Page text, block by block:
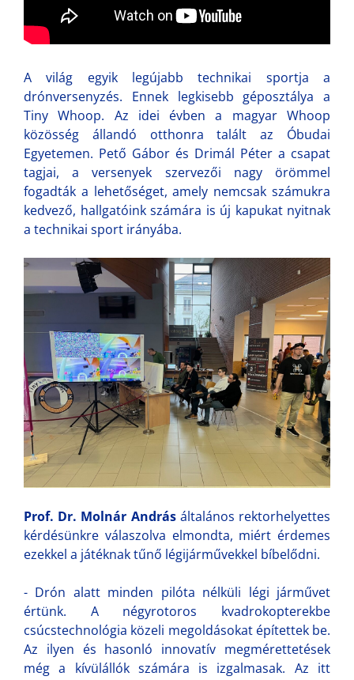
A világ egyik legújabb technikai sportja a
drónversenyzés. Ennek legkisebb géposztálya a
Tiny Whoop. Az idei évben a magyar Whoop
közösség állandó otthonra talált az Óbudai
Egyetemen. Pető Gábor és Drimál Péter a csapat
tagjai, a versenyek szervezői nagy örömmel
fogadták a lehetőséget, amely nemcsak számukra
kedvező, hallgatóink számára is új kapukat nyitnak
a technikai sport irányába.
Prof. Dr. Molnár Andrásáltalános rektorhelyettes
kérdésünkre válaszolva elmondta, miért érdemes
ezekkel a játéknak tűnő légijárművekkel bíbelődni.
- Drón alatt minden pilóta nélküli légi járművet
értünk. A négyrotoros kvadrokopterekbe
csúcstechnológia közeli megoldásokat építettek be.
Az ilyen és hasonló innovatív megmérettetések
még a kívülállók számára is izgalmasak. Az itt